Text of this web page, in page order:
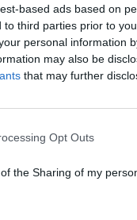
based ads based on
to third parties prior to
personal information
may also be
that may further
Opt Outs
the Sharing of my